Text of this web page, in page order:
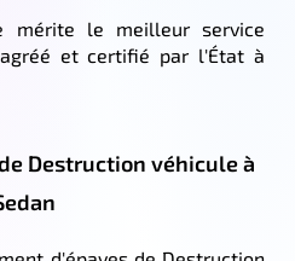
mérite le meilleur service
et certifié par l'État à
Destruction véhicule à